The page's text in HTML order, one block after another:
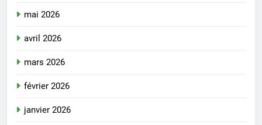
mai 2026
avril 2026
mars 2026
février 2026
janvier 2026